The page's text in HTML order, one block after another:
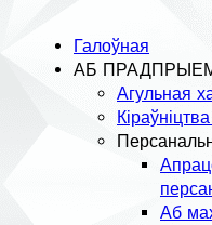
Галоўная
АБ
Агульная
Аб